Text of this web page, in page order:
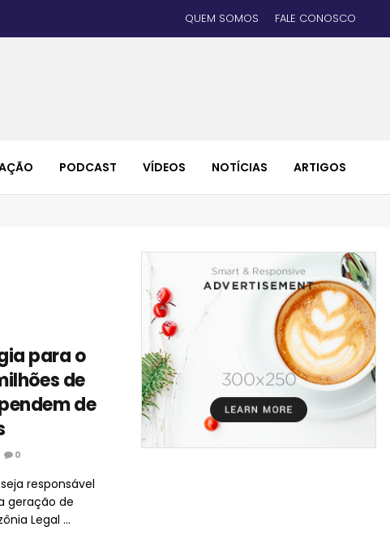
QUEM SOMOS FALE CONOSCO
PODCAST VÍDEOS NOTÍCIAS ARTIGOS
para o
de
de
0
responsável
geração de
Legal ...